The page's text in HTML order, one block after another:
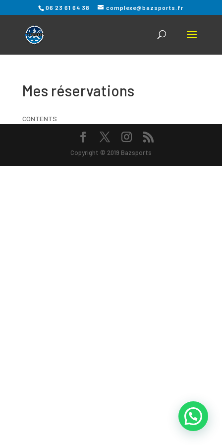
06 23 61 64 38 complexe@bazsports.fr
Mes réservations
CONTENTS
Copyright © 2019 Bazsports